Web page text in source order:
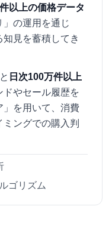
以上の価格データ
の運用を通じ
見を蓄積してき
日次100万件以上
やセール履歴を
」を用いて、消費
ングでの購入判
ゴリズム